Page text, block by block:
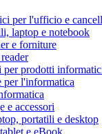
per l'ufficio e
laptop e notebook
e forniture
per prodotti
per l'informatica
e accessori
portatili e desktop
e eBook